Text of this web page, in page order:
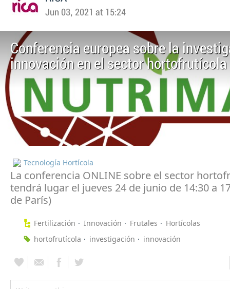
Jun 03, 2021 at 15:24
Conferencia europea sobre la
innovación en el sector hortofrutícola
Tecnología Hortícola
La conferencia ONLINE sobre el sector
tendrá lugar el jueves 24 de junio de 14:30 a
de París)
Fertilización Innovación Frutales
Hortícolas
hortofrutícola
investigación innovación